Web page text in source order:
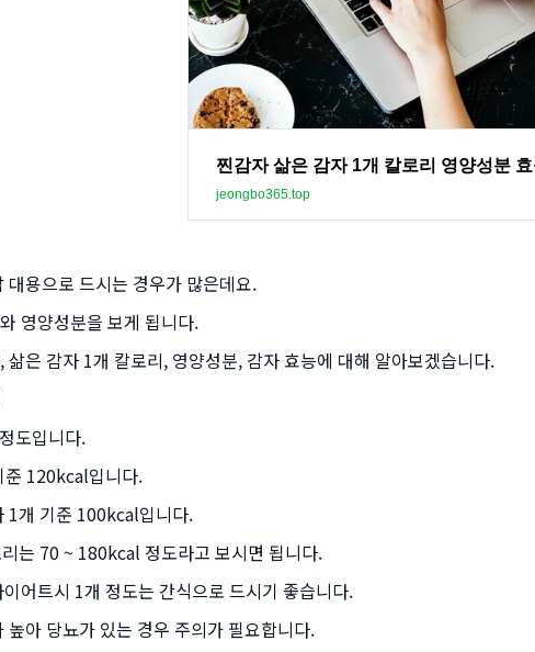
찐감자 삶은 감자 1개 칼로리 영양성분
jeongbo365.top
대용으로 드시는 경우가 많은데요.
영양성분을 보게 됩니다.
삶은 감자 1개 칼로리, 영양성분, 감자 효능에 대해 알아보겠습니다.
도입니다.
준 120kcal입니다.
1개 기준 100kcal입니다.
는 70 ~ 180kcal 정도라고 보시면 됩니다.
어트시 1개 정도는 간식으로 드시기 좋습니다.
높아 당뇨가 있는 경우 주의가 필요합니다.